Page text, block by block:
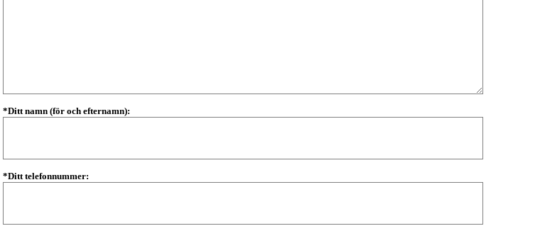
*Ditt namn (för och efternamn):
*Ditt telefonnummer: